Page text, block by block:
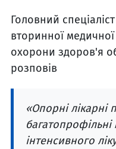
Головний
вторинної
охорони здоров'я
розповів
«Опорні лікарні
інтенсивного